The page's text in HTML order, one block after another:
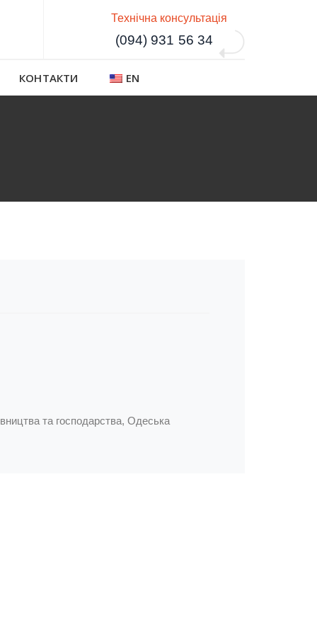
Технічна консультація
(094) 931 56 34
КОНТАКТИ EN
та господарства, Одеська